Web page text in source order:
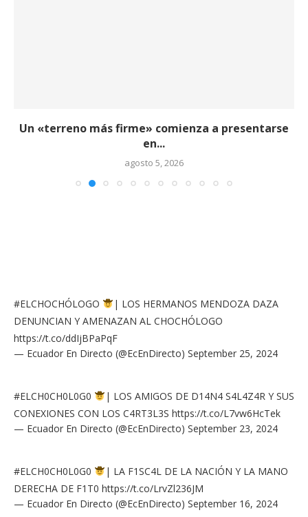
Un «terreno más firme» comienza a presentarse
en...
agosto 5, 2026
#ELCHOCHÓLOGO
| LOS HERMANOS MENDOZA DAZA
DENUNCIAN Y AMENAZAN AL CHOCHÓLOGO
https://t.co/ddIjBPaPqF
— Ecuador En Directo (@EcEnDirecto) September 25, 2024
#ELCH0CH0L0G0
| LOS AMIGOS DE D14N4 S4L4Z4R Y SUS
CONEXIONES CON LOS C4RT3L3S https://t.co/L7vw6HcTek
— Ecuador En Directo (@EcEnDirecto) September 23, 2024
#ELCH0CH0L0G0
| LA F1SC4L DE LA NACIÓN Y LA MANO
DERECHA DE F1T0 https://t.co/LrvZl236JM
— Ecuador En Directo (@EcEnDirecto) September 16, 2024